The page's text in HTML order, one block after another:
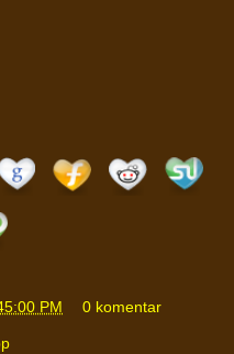
PM 0 komentar